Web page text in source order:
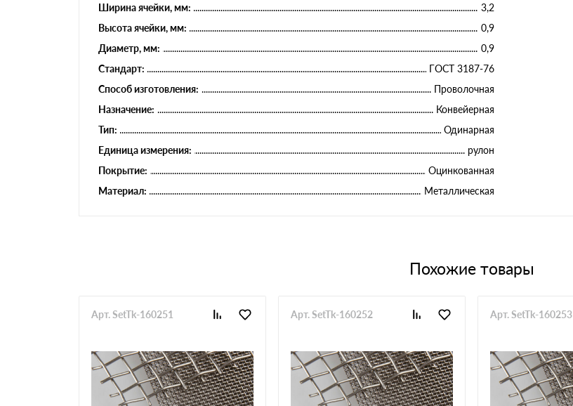
Ширина ячейки, мм:
3,2
Высота ячейки, мм:
0,9
Диаметр, мм:
0,9
Стандарт:
ГОСТ 3187-76
Способ изготовления:
Проволочная
Назначение:
Конвейерная
Тип:
Одинарная
Единица измерения:
рулон
Покрытие:
Оцинкованная
Материал:
Металлическая
Похожие товары
Арт. SetTk-160251 Арт. SetTk-160252 Арт. SetTk-160253